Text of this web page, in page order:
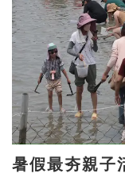
暑假最夯親子